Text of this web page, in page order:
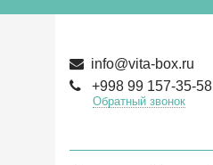
info@vita-box.ru
+998 99 157-35-58
Обратный звонок